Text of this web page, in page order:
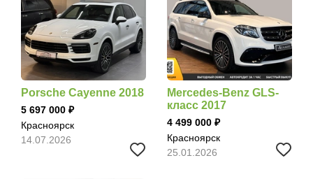
Porsche Cayenne 2018
5 697 000
Красноярск
14.07.2026
Mercedes-Benz GLS-
класс 2017
4 499 000
Красноярск
25.01.2026